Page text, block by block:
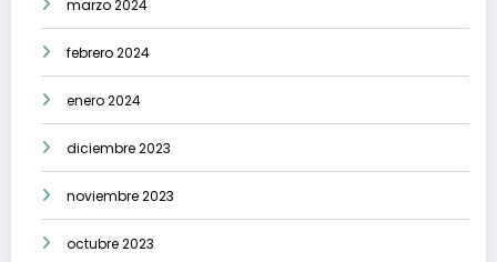
marzo 2024
febrero 2024
enero 2024
diciembre 2023
noviembre 2023
octubre 2023